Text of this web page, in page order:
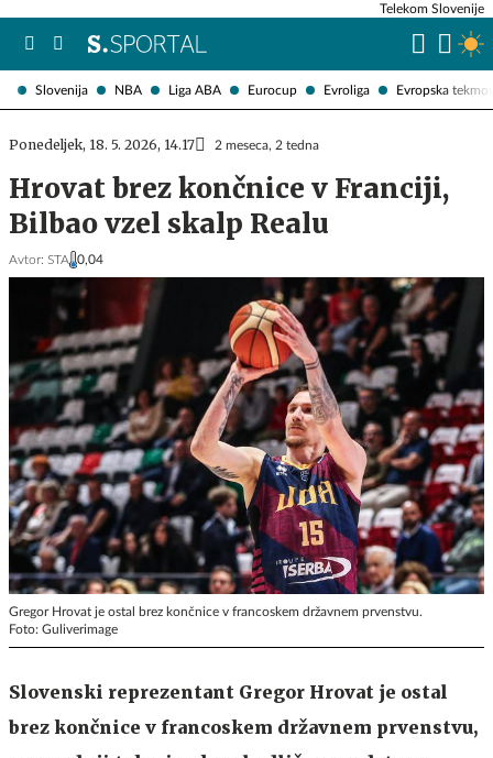
Slovenija NBA Liga ABA Eurocup Evroliga Evropska
Telekom Slovenije
Ponedeljek, 18. 5. 2026, 14.17 2 meseca, 2 tedna
Hrovat brez končnice v Franciji,
Bilbao vzel skalp Realu
Avtor: STA 0,04
Gregor Hrovat je ostal brez končnice v francoskem državnem prvenstvu.
Foto: Guliverimage
Slovenski reprezentant Gregor Hrovat je ostal
brez končnice v francoskem državnem prvenstvu,